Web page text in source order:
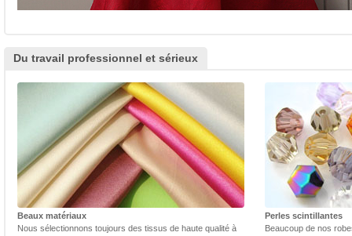
Du travail professionnel et sérieux
Beaux matériaux
Nous sélectionnons toujours des tissus de haute qualité à
Perles scintillantes
Beaucoup de nos